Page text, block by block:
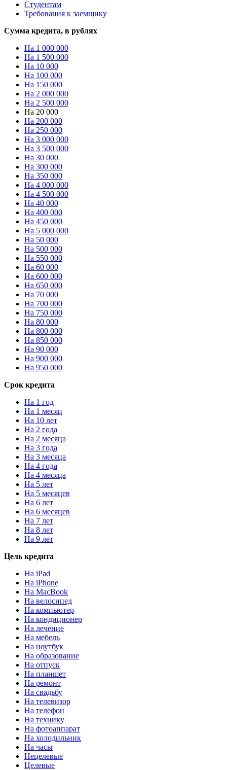
Студентам
Требования к заемщику
Сумма кредита, в рублях
На 1 000 000
На 1 500 000
На 10 000
На 100 000
На 150 000
На 2 000 000
На 2 500 000
На 20 000
На 200 000
На 250 000
На 3 000 000
На 3 500 000
На 30 000
На 300 000
На 350 000
На 4 000 000
На 4 500 000
На 40 000
На 400 000
На 450 000
На 5 000 000
На 50 000
На 500 000
На 550 000
На 60 000
На 600 000
На 650 000
На 70 000
На 700 000
На 750 000
На 80 000
На 800 000
На 850 000
На 90 000
На 900 000
На 950 000
Срок кредита
На 1 год
На 1 месяц
На 10 лет
На 2 года
На 2 месяца
На 3 года
На 3 месяца
На 4 года
На 4 месяца
На 5 лет
На 5 месяцев
На 6 лет
На 6 месяцев
На 7 лет
На 8 лет
На 9 лет
Цель кредита
На iPad
На iPhone
На MacBook
На велосипед
На компьютер
На кондиционер
На лечение
На мебель
На ноутбук
На образование
На отпуск
На планшет
На ремонт
На свадьбу
На телевизор
На телефон
На технику
На фотоаппарат
На холодильник
На часы
Нецелевые
Целевые